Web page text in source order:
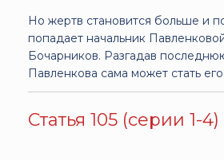
Но жертв становится больше и
попадает начальник
Бочарников. Разгадав
Павленкова сама может стать
Статья 105 (серии 1-4)